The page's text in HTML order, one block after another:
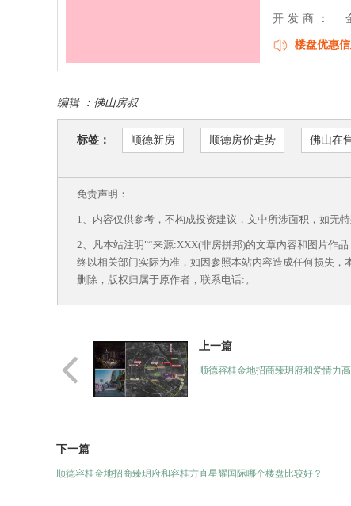
开发商：
楼盘优惠
编辑 ： 佛山房叔
标签： 顺德新房 顺德房价走势 佛山在
免责声明：
1、内容仅供参考，不构成投资建议，文中所涉面积，如无
2、凡本站注明"“来源:XXX(非房拼邦)的文章内容和图片作
终以相关部门实际为准，如因参照本站内容造成任何损失
删除，版权归属于原作者，联系电话:。
上一篇
顺德容桂金地招商臻玥府和爱情力
下一篇
顺德容桂金地招商臻玥府和容桂方直星耀国际哪个楼盘比较好？